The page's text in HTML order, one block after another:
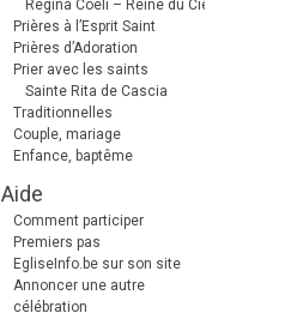
Regina Coeli – Reine du Ciel
Prières à l’Esprit Saint
Prières d’Adoration
Prier avec les saints
Sainte Rita de Cascia
Traditionnelles
Couple, mariage
Enfance, baptême
Aide
Comment participer
Premiers pas
EgliseInfo.be sur son site
Annoncer une autre
célébration